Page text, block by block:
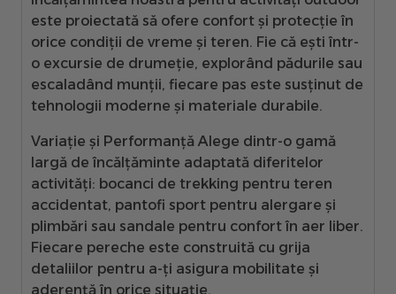
este proiectată să ofere confort și protecție în
orice condiții de vreme și teren. Fie că ești într-
o excursie de drumeție, explorând pădurile sau
escaladând munții, fiecare pas este susținut de
tehnologii moderne și materiale durabile.
Variație și Performanță Alege dintr-o gamă
largă de încălțăminte adaptată diferitelor
activități: bocanci de trekking pentru teren
accidentat, pantofi sport pentru alergare și
plimbări sau sandale pentru confort în aer liber.
Fiecare pereche este construită cu grija
detaliilor pentru a-ți asigura mobilitate și
aderență în orice situație.